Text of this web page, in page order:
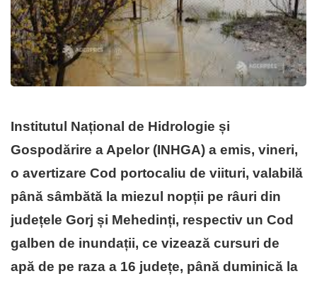
Institutul Național de Hidrologie și
Gospodărire a Apelor (INHGA) a emis, vineri,
o avertizare Cod portocaliu de viituri, valabilă
până sâmbătă la miezul nopții pe râuri din
județele Gorj și Mehedinți, respectiv un Cod
galben de inundații, ce vizează cursuri de
apă de pe raza a 16 județe, până duminică la